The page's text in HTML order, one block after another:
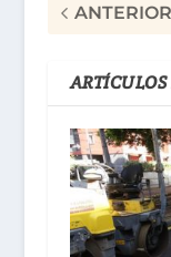
ANTERIOR